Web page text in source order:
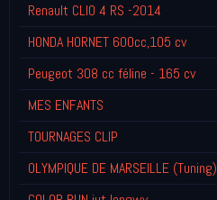
Renault CLIO 4 RS -2014
HONDA HORNET 600cc,105 cv
Peugeot 308 cc féline - 165 cv
MES ENFANTS
TOURNAGES CLIP
OLYMPIQUE DE MARSEILLE (Tuning)